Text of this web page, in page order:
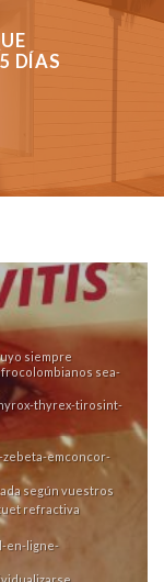
DÍAS
siempre
sea-
thyrex-tirosint-
zebeta-emconcor-
según vuestros
refractiva
en-ligne-